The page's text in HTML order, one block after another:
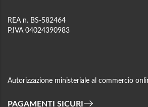
REA n. BS-582464
P.IVA 04024390983
Autorizzazione ministeriale al commercio
PAGAMENTI SICURI